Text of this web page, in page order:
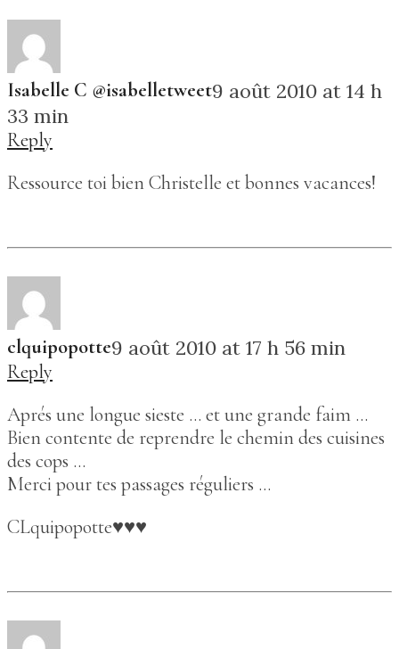
Isabelle C @isabelletweet9 août 2010 at 14 h
33 min
Reply
Ressource toi bien Christelle et bonnes vacances!
clquipopotte9 août 2010 at 17 h 56 min
Reply
Aprés une longue sieste … et une grande faim …
Bien contente de reprendre le chemin des cuisines
des cops …
Merci pour tes passages réguliers …
CLquipopotte♥♥♥